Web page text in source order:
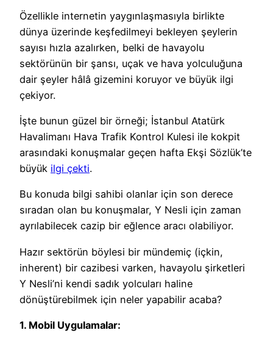
Özellikle internetin yaygınlaşmasıyla birlikte
dünya üzerinde keşfedilmeyi bekleyen şeylerin
sayısı hızla azalırken, belki de havayolu
sektörünün bir şansı, uçak ve hava yolculuğuna
dair şeyler hâlâ gizemini koruyor ve büyük ilgi
çekiyor.
İşte bunun güzel bir örneği; İstanbul Atatürk
Havalimanı Hava Trafik Kontrol Kulesi ile kokpit
arasındaki konuşmalar geçen hafta Ekşi Sözlük’te
büyük ilgi çekti.
Bu konuda bilgi sahibi olanlar için son derece
sıradan olan bu konuşmalar, Y Nesli için zaman
ayrılabilecek cazip bir eğlence aracı olabiliyor.
Hazır sektörün böylesi bir mündemiç (içkin,
inherent) bir cazibesi varken, havayolu şirketleri
Y Nesli’ni kendi sadık yolcuları haline
dönüştürebilmek için neler yapabilir acaba?
1. Mobil Uygulamalar: